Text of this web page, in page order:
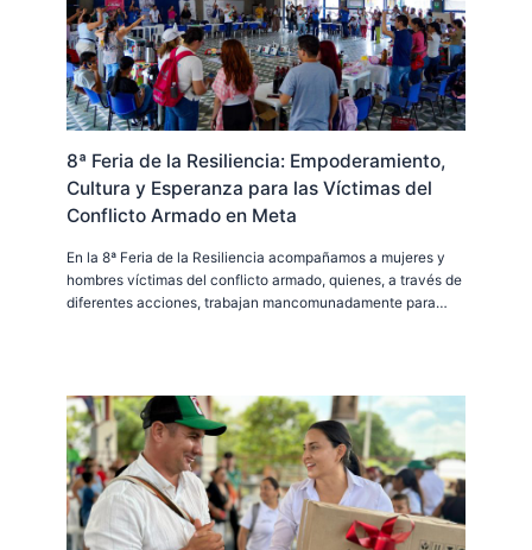
8ª Feria de la Resiliencia: Empoderamiento,
Cultura y Esperanza para las Víctimas del
Conflicto Armado en Meta
En la 8ª Feria de la Resiliencia acompañamos a mujeres y
hombres víctimas del conflicto armado, quienes, a través de
diferentes acciones, trabajan mancomunadamente para…